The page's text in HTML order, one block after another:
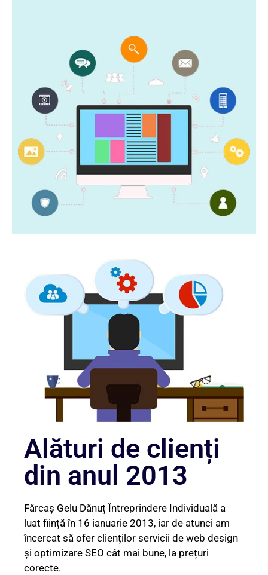
Alături de clienți
din anul 2013
Fărcaș Gelu Dănuț Întreprindere Individuală a
luat ființă în 16 ianuarie 2013, iar de atunci am
încercat să ofer clienților servicii de web design
și optimizare SEO cât mai bune, la prețuri
corecte.